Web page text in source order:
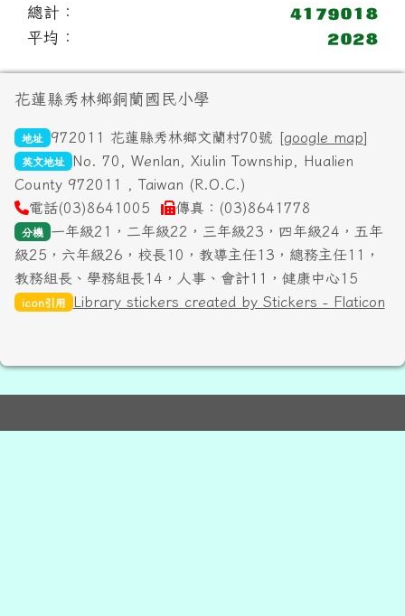
總計：
平均：
頁尾區域內容
花蓮縣秀林鄉銅蘭國民小學
地址 972011 花蓮縣秀林鄉文蘭村70號 [google map]
英文地址
No. 70, Wenlan, Xiulin Township, Hualien
County 972011 , Taiwan (R.O.C.)
電話(03)8641005
傳真：(03)8641778
分機
一年級21，二年級22，三年級23，四年級24，五年
級25，六年級26，校長10，教導主任13，總務主任11，
教務組長、學務組長14，人事、會計11，健康中心15
icon引用 Library stickers created by Stickers - Flaticon